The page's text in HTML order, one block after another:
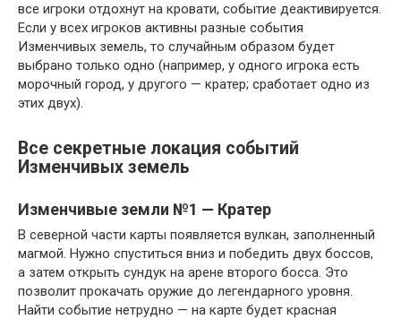
все игроки отдохнут на кровати, событие деактивируется.
Если у всех игроков активны разные события
Изменчивых земель, то случайным образом будет
выбрано только одно (например, у одного игрока есть
морочный город, у другого — кратер; сработает одно из
этих двух).
Все секретные локация событий
Изменчивых земель
Изменчивые земли №1 — Кратер
В северной части карты появляется вулкан, заполненный
магмой. Нужно спуститься вниз и победить двух боссов,
а затем открыть сундук на арене второго босса. Это
позволит прокачать оружие до легендарного уровня.
Найти событие нетрудно — на карте будет красная